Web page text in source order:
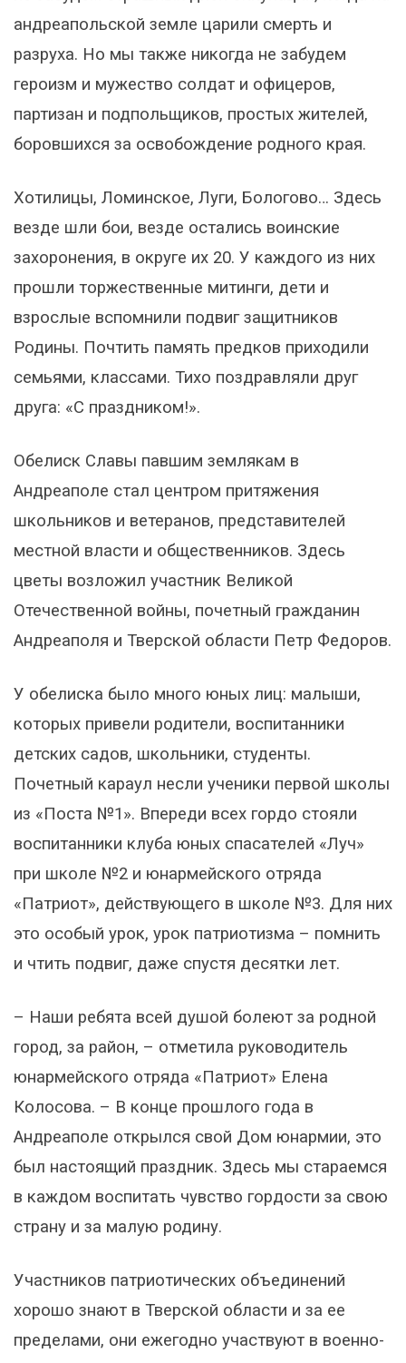
андреапольской земле царили смерть и
разруха. Но мы также никогда не забудем
героизм и мужество солдат и офицеров,
партизан и подпольщиков, простых жителей,
боровшихся за освобождение родного края.
Хотилицы, Ломинское, Луги, Бологово… Здесь
везде шли бои, везде остались воинские
захоронения, в округе их 20. У каждого из них
прошли торжественные митинги, дети и
взрослые вспомнили подвиг защитников
Родины. Почтить память предков приходили
семьями, классами. Тихо поздравляли друг
друга: «С праздником!».
Обелиск Славы павшим землякам в
Андреаполе стал центром притяжения
школьников и ветеранов, представителей
местной власти и общественников. Здесь
цветы возложил участник Великой
Отечественной войны, почетный гражданин
Андреаполя и Тверской области Петр Федоров.
У обелиска было много юных лиц: малыши,
которых привели родители, воспитанники
детских садов, школьники, студенты.
Почетный караул несли ученики первой школы
из «Поста №1». Впереди всех гордо стояли
воспитанники клуба юных спасателей «Луч»
при школе №2 и юнармейского отряда
«Патриот», действующего в школе №3. Для них
это особый урок, урок патриотизма – помнить
и чтить подвиг, даже спустя десятки лет.
– Наши ребята всей душой болеют за родной
город, за район, – отметила руководитель
юнармейского отряда «Патриот» Елена
Колосова. – В конце прошлого года в
Андреаполе открылся свой Дом юнармии, это
был настоящий праздник. Здесь мы стараемся
в каждом воспитать чувство гордости за свою
страну и за малую родину.
Участников патриотических объединений
хорошо знают в Тверской области и за ее
пределами, они ежегодно участвуют в военно-